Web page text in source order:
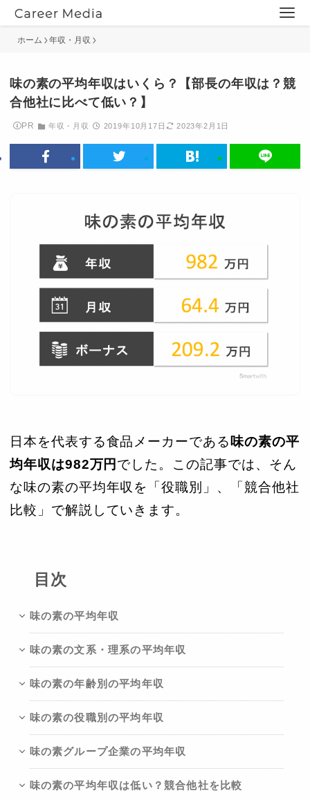
ホーム 年収・月収
味の素の平均年収はいくら？【部長の年収は？競
合他社に比べて低い？】
PR 年収・月収 2019年10月17日 2023年2月1日
日本を代表する食品メーカーである味の素の平
均年収は982万円 でした。この記事では、そん
な味の素の平均年収を「役職別」、「競合他社
比較」で解説していきます。
目次
味の素の平均年収
味の素の文系・理系の平均年収
味の素の年齢別の平均年収
味の素の役職別の平均年収
味の素グループ企業の平均年収
味の素の平均年収は低い？競合他社を比較